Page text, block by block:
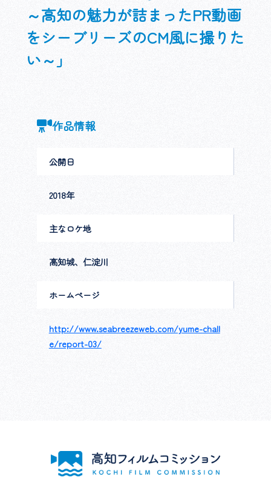
～高知の魅力が詰まったPR動画
をシーブリーズのCM風に撮りた
い～」
作品情報
公開日
2018年
主なロケ地
高知城、仁淀川
ホームページ
http://www.seabreezeweb.com/yume-chall
e/report-03/